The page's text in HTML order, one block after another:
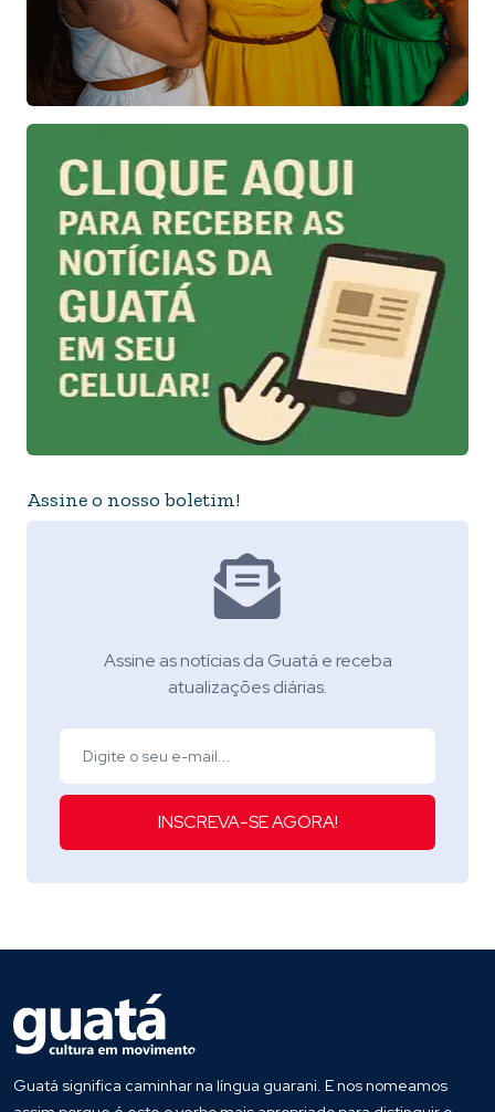
Assine o nosso boletim!
Assine as notícias da Guatá e receba
atualizações diárias.
INSCREVA-SE AGORA!
Guatá significa caminhar na língua guarani. E nos nomeamos